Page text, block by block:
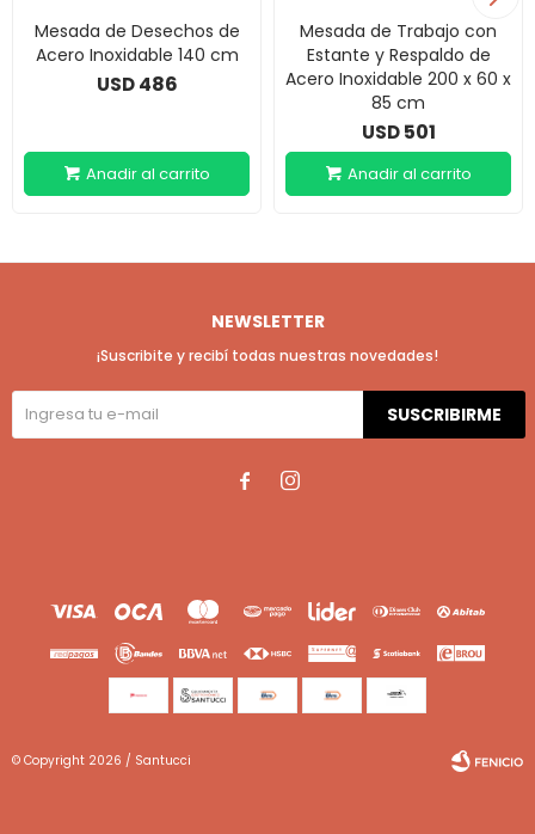
Mesada de Desechos de
Acero Inoxidable 140 cm
USD 486
Mesada de Trabajo con
Estante y Respaldo de
Acero Inoxidable 200 x 60 x
85 cm
USD 501
NEWSLETTER
¡Suscribite y recibí todas nuestras novedades!
SUSCRIBIRME
 
© Copyright 2026 / Santucci